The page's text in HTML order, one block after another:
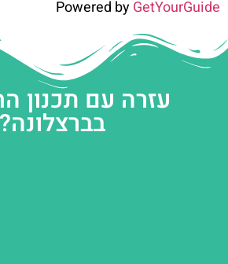
Powered byGetYourGuide
עזרה עם תכנון
בברצלונה?